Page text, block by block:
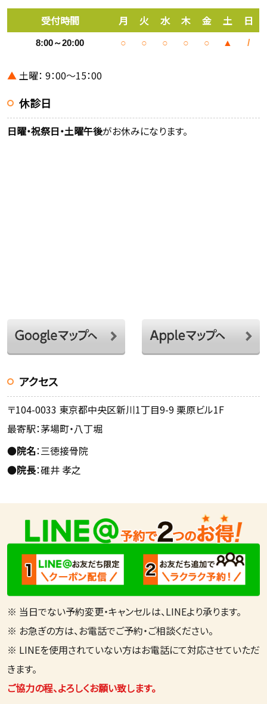
受付時間 月 火 水 木 金 土 日
8:00～20:00 ○ ○ ○ ○ ○ ▲ /
▲ 土曜： 9：00～15：00
休診日
日曜・祝祭日・土曜午後がお休みになります。
アクセス
〒104-0033 東京都中央区新川1丁目9-9 栗原ビル1F
最寄駅：茅場町・八丁堀
●院名：三徳接骨院
●院長：碓井 孝之
※ 当日でない予約変更・キャンセルは、LINEより承ります。
※ お急ぎの方は、お電話でご予約・ご相談ください。
※ LINEを使用されていない方はお電話にて対応させていただ
きます。
ご協力の程、よろしくお願い致します。